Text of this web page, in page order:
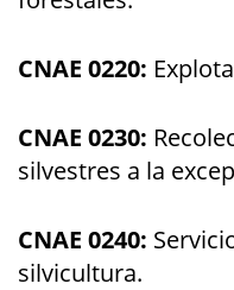
CNAE 0220:
CNAE 0230:
silvestres a la
CNAE 0240:
silvicultura.